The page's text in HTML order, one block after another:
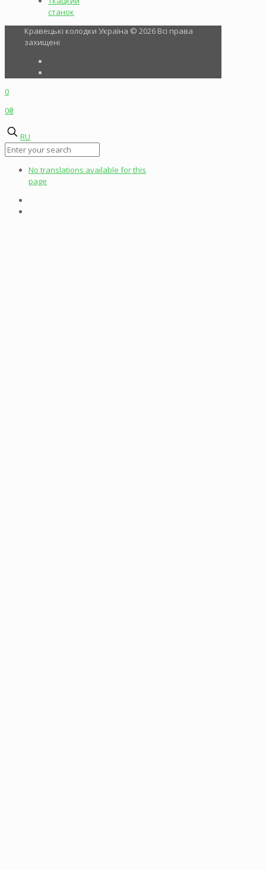
станок
Кравецькі колодки Україна © 2026 Всі права
захищені
0
0₴
RU
No translations available for this
page